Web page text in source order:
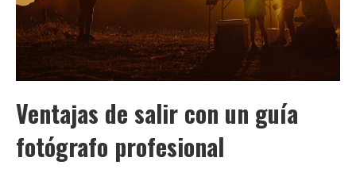
Ventajas de salir con un guía
fotógrafo profesional